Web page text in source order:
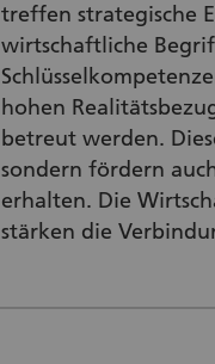
treffen strategische
wirtschaftliche
hohen
betreut werden.
sondern fördern
erhalten. Die
stärken die